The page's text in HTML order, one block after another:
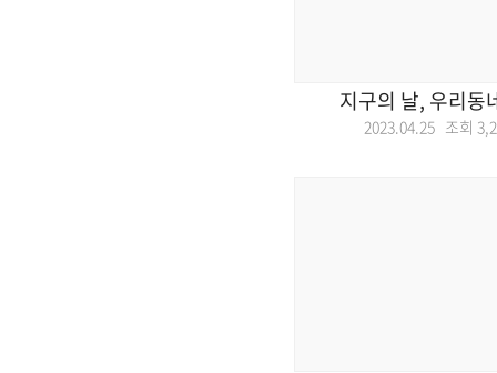
지구의 날, 우리동
2023.04.25 조회